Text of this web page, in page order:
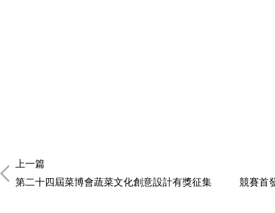
上一篇
第二十四屆菜博會蔬菜文化創意設計有獎征集
競賽首發